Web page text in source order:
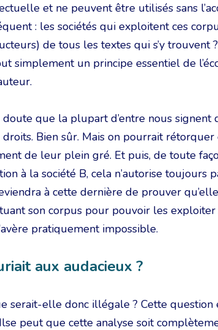
et ne peuvent être utilisés sans
: les sociétés qui exploitent ces
de tous les textes qui s’y trouvent
simplement un principe essentiel de
que la plupart d’entre nous signent
Bien sûr. Mais on pourrait
de leur plein gré. Et puis, de toute
à la société B, cela n’autorise toujours
à cette dernière de prouver
son corpus pour pouvoir les
pratiquement impossible.
aux audacieux ?
serait-elle donc illégale ? Cette
peut que cette analyse soit